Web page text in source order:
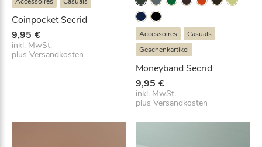
Coinpocket Secrid
9,95 €
inkl. MwSt.
plus Versandkosten
Accessoires
Casuals
Geschenkartikel
Moneyband Secrid
9,95 €
inkl. MwSt.
plusVersandkosten